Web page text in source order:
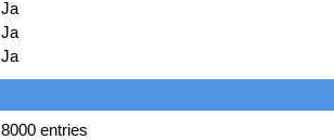
Ja
Ja
Ja
8000 entries